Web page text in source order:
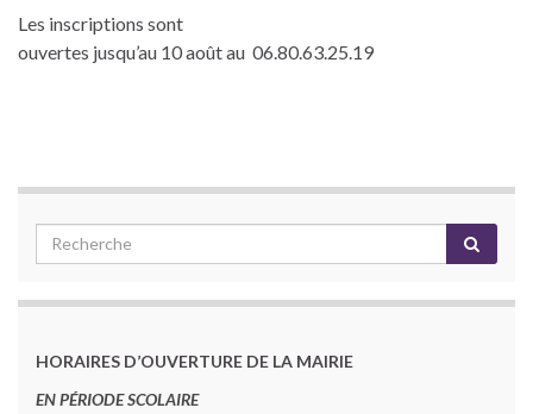
Les inscriptions sont
ouvertes jusqu’au 10 août au 06.80.63.25.19
HORAIRES D’OUVERTURE DE LA MAIRIE
EN PÉRIODE SCOLAIRE